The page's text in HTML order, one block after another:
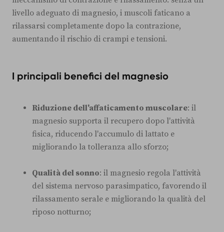
livello adeguato di magnesio, i muscoli faticano a
rilassarsi completamente dopo la contrazione,
aumentando il rischio di crampi e tensioni.
I principali benefici del magnesio
Riduzione dell'affaticamento muscolare: il
magnesio supporta il recupero dopo l'attività
fisica, riducendo l'accumulo di lattato e
migliorando la tolleranza allo sforzo;
Qualità del sonno: il magnesio regola l'attività
del sistema nervoso parasimpatico, favorendo il
rilassamento serale e migliorando la qualità del
riposo notturno;